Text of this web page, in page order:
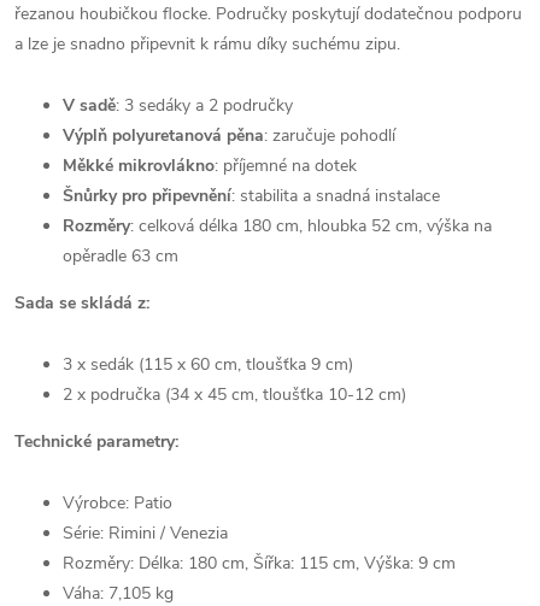
řezanou houbičkou flocke. Područky poskytují dodatečnou podporu
a lze je snadno připevnit k rámu díky suchému zipu.
V sadě: 3 sedáky a 2 područky
Výplň polyuretanová pěna: zaručuje pohodlí
Měkké mikrovlákno: příjemné na dotek
Šnůrky pro připevnění: stabilita a snadná instalace
Rozměry: celková délka 180 cm, hloubka 52 cm, výška na
opěradle 63 cm
Sada se skládá z:
3 x sedák (115 x 60 cm, tloušťka 9 cm)
2 x područka (34 x 45 cm, tloušťka 10-12 cm)
Technické parametry:
Výrobce: Patio
Série: Rimini / Venezia
Rozměry: Délka: 180 cm, Šířka: 115 cm, Výška: 9 cm
Váha: 7,105 kg